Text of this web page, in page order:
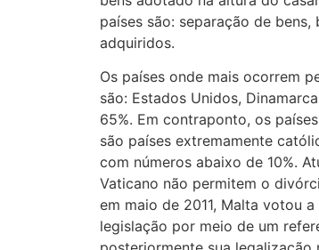
países são: separação de
adquiridos.
Os países onde mais ocorrem
são: Estados Unidos,
65%. Em contraponto, os
são países extremamente
com números abaixo de 10%.
Vaticano não permitem o
em maio de 2011, Malta votou
legislação por meio de um